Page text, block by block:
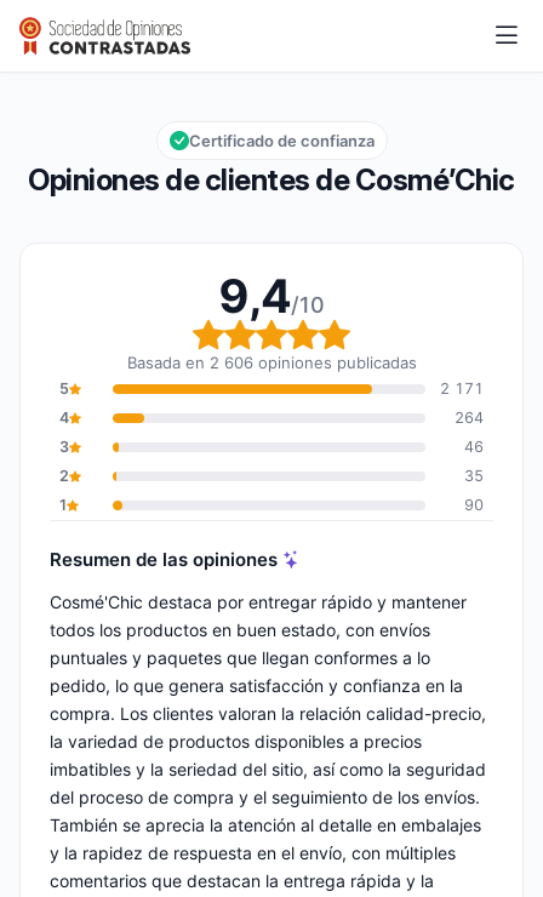
Cosmé’Chic
Calificación global: 9,4 de 10
9,4/10
Opiniones de clientes de Cosmé’Chic
Certificado de confianza
9,4/10
Calificación global: 9,4
Basada en 2 606 opiniones publicadas
5
2 171
4
264
3
46
2
35
1
90
Resumen de las opiniones
Cosmé'Chic destaca por entregar rápido y mantener
todos los productos en buen estado, con envíos
puntuales y paquetes que llegan conformes a lo
pedido, lo que genera satisfacción y confianza en la
compra. Los clientes valoran la relación calidad-precio,
la variedad de productos disponibles a precios
imbatibles y la seriedad del sitio, así como la seguridad
del proceso de compra y el seguimiento de los envíos.
También se aprecia la atención al detalle en embalajes
y la rapidez de respuesta en el envío, con múltiples
comentarios que destacan la entrega rápida y la